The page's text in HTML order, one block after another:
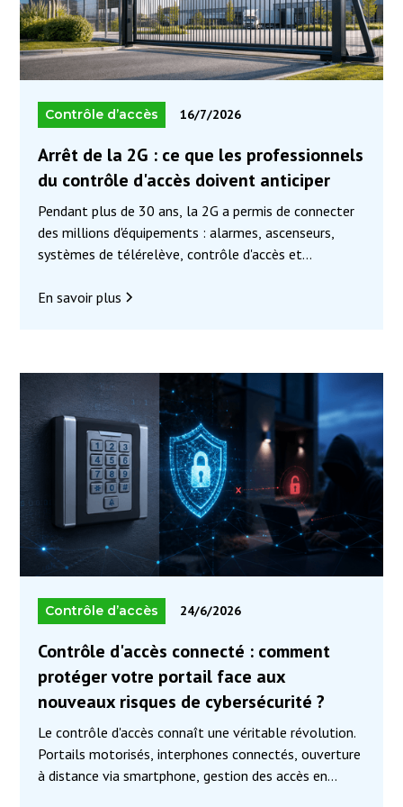
Contrôle d’accès 16/7/2026
Arrêt de la 2G : ce que les professionnels
du contrôle d'accès doivent anticiper
Pendant plus de 30 ans, la 2G a permis de connecter
des millions d'équipements : alarmes, ascenseurs,
systèmes de télérelève, contrôle d'accès et
désormais son extinction progressive afin de laisser
En savoir plus
Contrôle d’accès 24/6/2026
Contrôle d'accès connecté : comment
protéger votre portail face aux
nouveaux risques de cybersécurité ?
Le contrôle d'accès connaît une véritable révolution.
Portails motorisés, interphones connectés, ouverture
à distance via smartphone, gestion des accès en